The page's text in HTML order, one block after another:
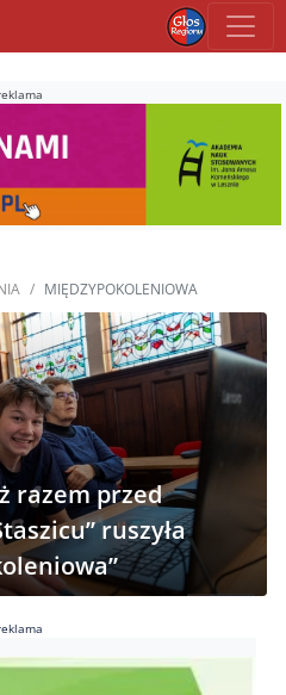
MIĘDZYPOKOLENIOWA
razem przed
ruszyła